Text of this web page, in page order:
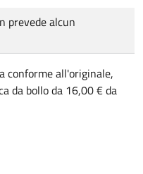
prevede alcun
conforme all'originale,
da bollo da 16,00 € da